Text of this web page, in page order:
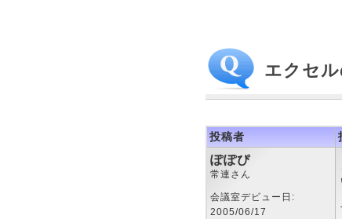
エクセ
投稿者
ぽぽぴ
常連さん
会議室デビュー日:
2005/06/17